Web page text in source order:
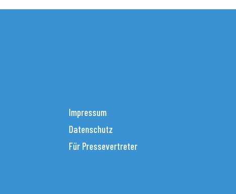
Impressum
Datenschutz
Für Pressevertreter